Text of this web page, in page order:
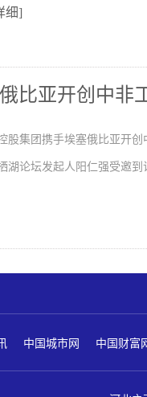
细]
比亚开创中非
股集团携手埃塞俄比亚开
湖论坛发起人阳仁强受邀
中国城市网 中国财富